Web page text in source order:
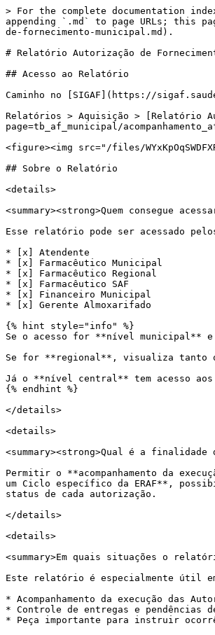
> For the complete documentation
appending `.md` to page URLs; this
de-fornecimento-municipal.md).
# Relatório Autorização de
## Acesso ao Relatório
Caminho no [SIGAF](https://
Relatórios > Aquisição > [Relatório
page=tb_af_municipal/
<figure><img src="/files/
## Sobre o Relatório
<details>
<summary><strong>Quem consegue
Esse relatório pode ser acessado
* [x] Atendente
* [x] Farmacêutico Municipal
* [x] Farmacêutico Regional
* [x] Farmacêutico SAF
* [x] Financeiro Municipal
* [x] Gerente Almoxarifado
{% hint style="info" %}
Se o acesso for **nível municipal** e
Se for **regional**, visualiza tanto o
Já o **nível central** tem acesso aos
{% endhint %}
</details>
<details>
<summary><strong>Qual é a
Permitir o **acompanhamento da
um Ciclo específico da ERAF**,
status de cada autorização.
</details>
<details>
<summary>Em quais situações o
Este relatório é especialmente útil
* Acompanhamento da execução das
* Controle de entregas e pendências
* Peça importante para instruir